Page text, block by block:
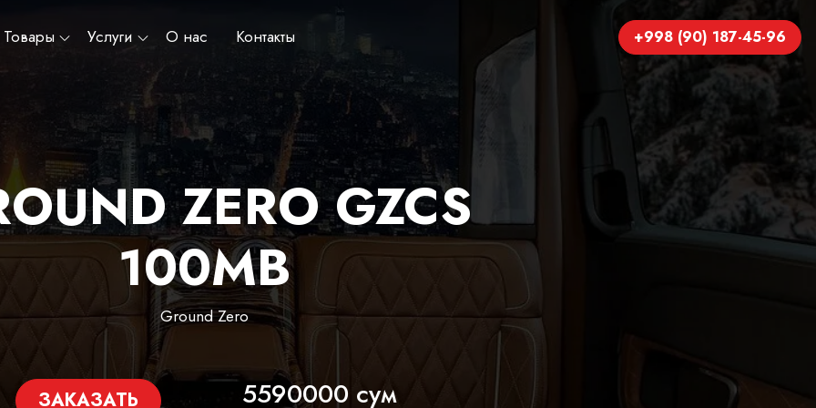
Товары Услуги О нас Контакты +998 (90) 187-45-96
ZERO GZCS
100MB
Ground Zero
ЗАКАЗАТЬ 5590000 сум